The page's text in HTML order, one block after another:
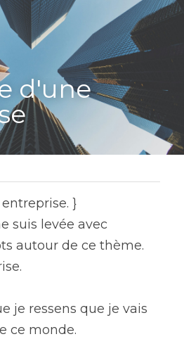
d'une
}
suis levée avec
autour de ce thème.
je ressens que je vais
ce monde.